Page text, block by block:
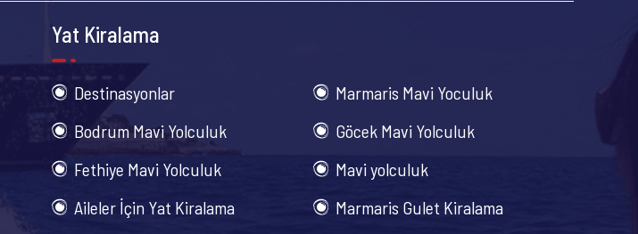
Yat Kiralama
Destinasyonlar
Marmaris Mavi Yoculuk
Bodrum Mavi Yolculuk
Göcek Mavi Yolculuk
Fethiye Mavi Yolculuk
Mavi yolculuk
Aileler İçin Yat Kiralama
Marmaris Gulet Kiralama